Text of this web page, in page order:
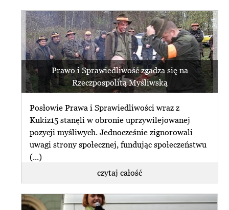
Prawo i Sprawiedliwość zgadza się na
Rzeczpospolitą Myśliwską
Posłowie Prawa i Sprawiedliwości wraz z
Kukiz15 stanęli w obronie uprzywilejowanej
pozycji myśliwych. Jednocześnie zignorowali
uwagi strony społecznej, fundując społeczeństwu
(...)
czytaj całość